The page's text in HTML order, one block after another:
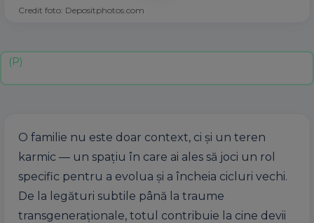
Credit foto: Depositphotos.com
O familie nu este doar context, ci și un teren
karmic — un spațiu în care ai ales să joci un rol
specific pentru a evolua și a încheia cicluri vechi.
De la legături subtile până la traume
transgeneraționale, totul contribuie la cine devii